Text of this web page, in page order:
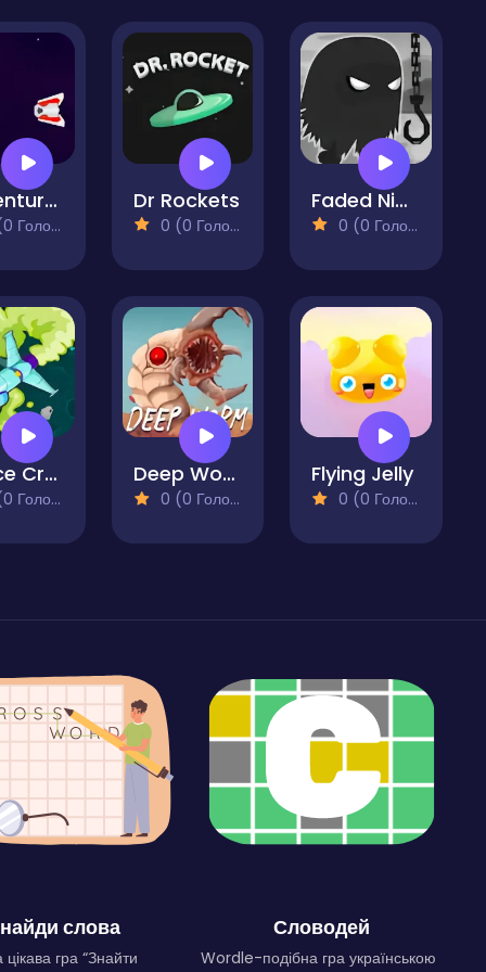
Adventure in Space Dr Rockets
0 (0 Голосів)
Faded Nightmare Game
0 (0 Голосів)
Space Crash Deep Worm
0 (0 Голосів)
Flying Jelly
0 (0 Голосів)
слова
гра “Знайти
Словодей
Wordle-подібна гра українською